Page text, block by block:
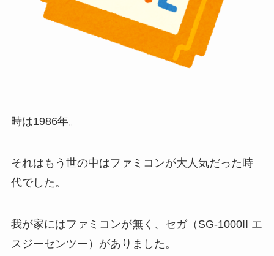
時は1986年。
それはもう世の中はファミコンが大人気だった時
代でした。
我が家にはファミコンが無く、セガ（SG-1000II エ
スジーセンツー）がありました。